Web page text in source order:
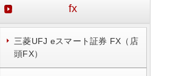
fx
三菱UFJ eスマート証券 FX（店
頭FX）